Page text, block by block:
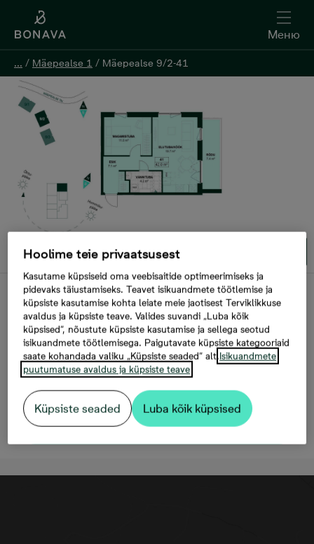
Меню
... / Mäepealse 1 / Mäepealse 9/2-41
В продаже
Mäepealse 9/2-41, 2
комнаты, 42 м²,
204 190 €
Oставить контактную информацию
Меню
... / Mäepealse 1 / Mäepealse 9/2-41
Oставить контактную информацию
Hoolime teie privaatsusest
Kasutame küpsiseid oma veebisaitide optimeerimiseks ja
pidevaks täiustamiseks. Teavet isikuandmete töötlemise ja
küpsiste kasutamise kohta leiate meie jaotisest Terviklikkuse
avaldus ja küpsiste teave. Valides suvandi „Luba kõik
küpsised“, nõustute küpsiste kasutamise ja sellega seotud
isikuandmete töötlemisega. Paigutavate küpsiste kategooriaid
saate kohandada valiku „Küpsiste seaded“ alt.Isikuandmete
puutumatuse avaldus ja küpsiste teave
Küpsiste seaded Luba kõik küpsised